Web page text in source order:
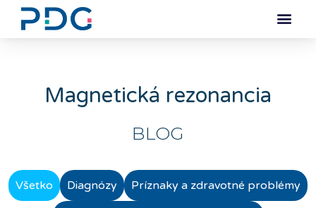
Magnetická rezonancia
BLOG
Všetko Diagnózy Príznaky a zdravotné problémy